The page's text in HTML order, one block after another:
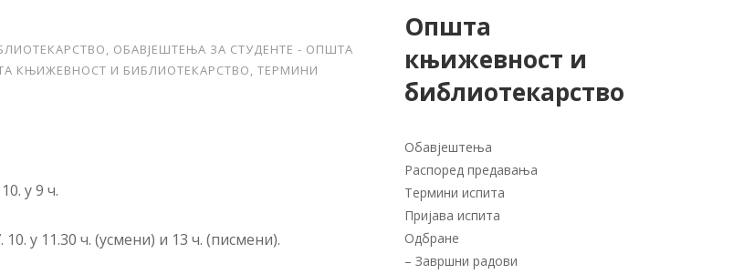
, ОБАВЈЕШТЕЊА ЗА СТУДЕНТЕ - ОПШТА
КЊИЖЕВНОСТ И БИБЛИОТЕКАРСТВО, ТЕРМИНИ
у 9 ч.
у 11.30 ч. (усмени) и 13 ч. (писмени).
Општа
књижевност и
библиотекарство
Обавјештења
Распоред предавања
Термини испита
Пријава испита
Одбране
– Завршни радови